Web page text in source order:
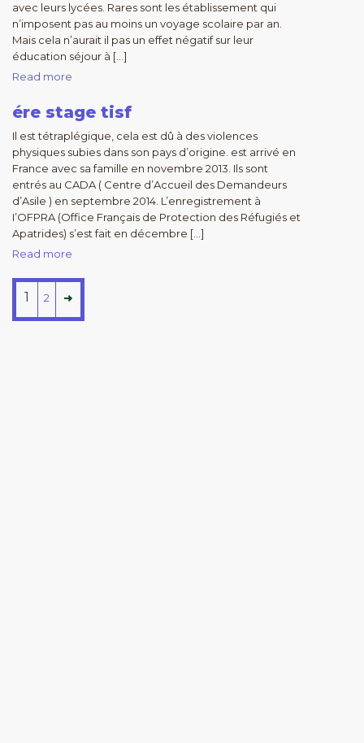
avec leurs lycées. Rares sont les établissement qui
n’imposent pas au moins un voyage scolaire par an.
Mais cela n’aurait il pas un effet négatif sur leur
éducation séjour à […]
Read more
ére stage tisf
Il est tétraplégique, cela est dû à des violences
physiques subies dans son pays d’origine. est arrivé en
France avec sa famille en novembre 2013. Ils sont
entrés au CADA ( Centre d’Accueil des Demandeurs
d’Asile ) en septembre 2014. L’enregistrement à
I’OFPRA (Office Français de Protection des Réfugiés et
Apatrides) s’est fait en décembre […]
Read more
1 2